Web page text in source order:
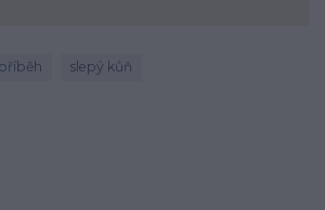
příběh slepý kůň